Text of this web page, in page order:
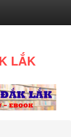
LẮK